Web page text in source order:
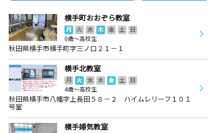
横手町おおぞら教室
月 火 水 木 金 土
日
0歳～高校生
秋田県横手市横手町字三ノ口２１－１
横手北教室
月 火 水 木 金 土
日
4歳～高校生
秋田県横手市八幡字上長田５８－２ ハイムレリーフ１０１
号室
横手婦気教室